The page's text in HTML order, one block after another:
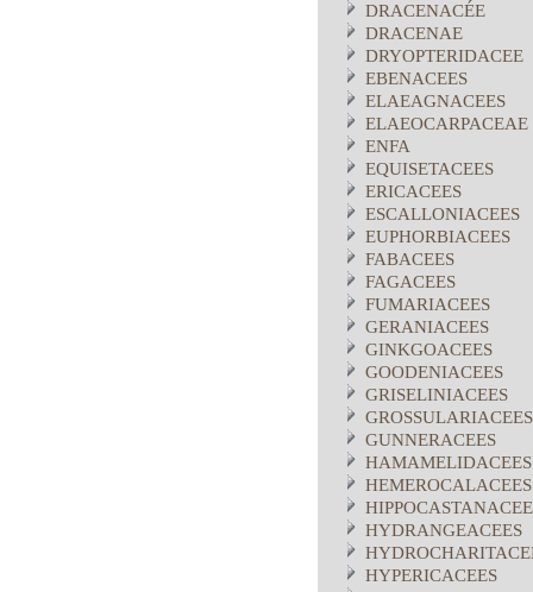
DRACENACÉE
DRACENAE
DRYOPTERIDACEE
EBENACEES
ELAEAGNACEES
ELAEOCARPACEAE
ENFA
EQUISETACEES
ERICACEES
ESCALLONIACEES
EUPHORBIACEES
FABACEES
FAGACEES
FUMARIACEES
GERANIACEES
GINKGOACEES
GOODENIACEES
GRISELINIACEES
GROSSULARIACEES
GUNNERACEES
HAMAMELIDACEES
HEMEROCALACEES
HYDRANGEACEES
HYPERICACEES